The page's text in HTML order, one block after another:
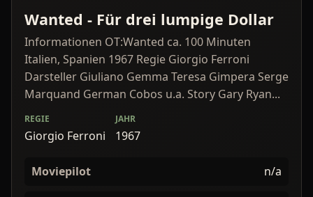
Wanted - Für drei lumpige Dollar
Informationen OT:Wanted ca. 100 Minuten
Italien, Spanien 1967 Regie Giorgio Ferroni
Darsteller Giuliano Gemma Teresa Gimpera Serge
Marquand German Cobos u.a. Story Gary Ryan...
REGIE
Giorgio Ferroni
JAHR
1967
Moviepilot n/a